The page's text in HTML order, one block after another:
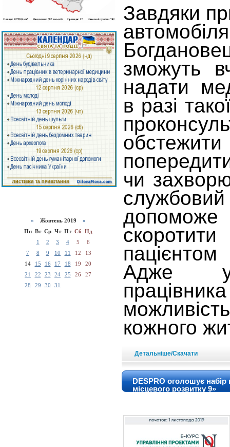
« Жовтень 2019 »
Пн Вт Ср Чт Пт Сб Нд
1
2 3 4 5
6
7
8 9 10 11 12
13
14
15 16 17 18 19
20
21
22 23 24 25 26
27
28
29 30 31
Завдяки
зможуть
надати
в разі
чи
Адже у
кожного
Детальніше/Скачати
DESPRO оголошує набір
місцевого розвитку 9»